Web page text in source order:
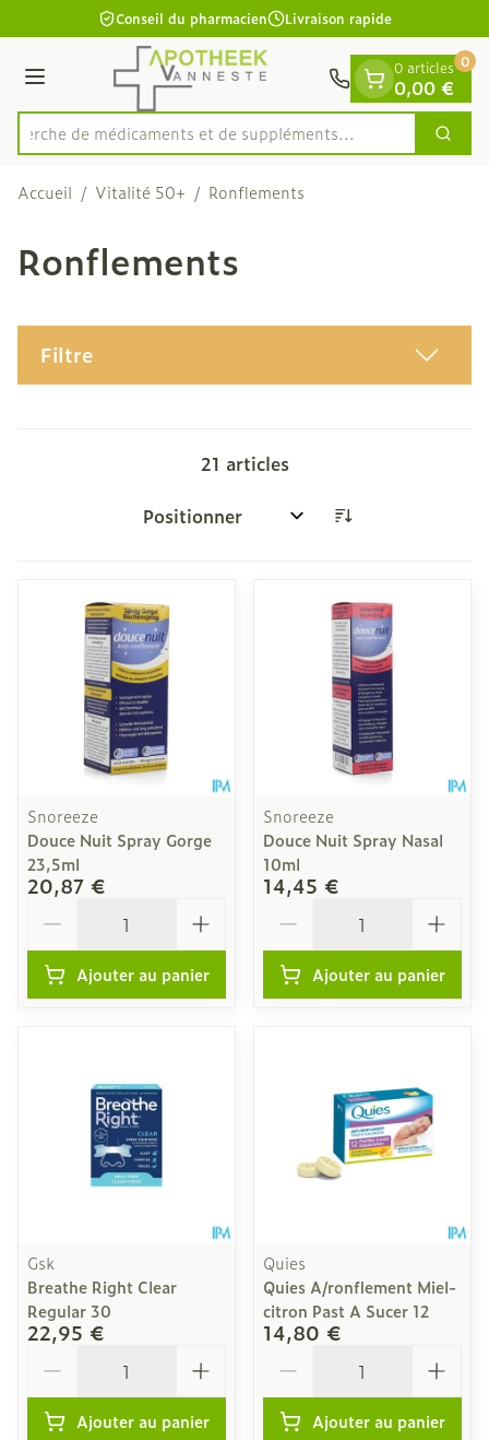
Aller au contenu
1 de 1
Conseil du pharmacien Livraison rapide
Menu
Rechercher
Recherche de médicaments et de supplém
0 articles
0,00 €
0
Accueil / Vitalité 50+ / Ronflements
Ronflements
Filtre
21 articles
Trier par:
Snoreeze
Douce Nuit Spray Gorge
23,5ml
20,87 €
Ajouter au panier
Snoreeze
Douce Nuit Spray Nasal
10ml
14,45 €
Ajouter au panier
Gsk
Breathe Right Clear
Regular 30
22,95 €
Ajouter au panier
Quies
Quies A/ronflement Miel-
citron Past A Sucer 12
14,80 €
Ajouter au panier